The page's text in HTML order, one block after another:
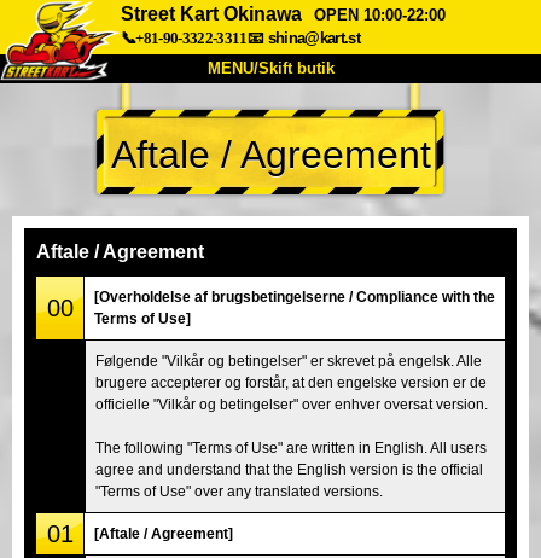
Street Kart Okinawa
OPEN 10:00-22:00
📞+81-90-3322-3311📧 shina@kart.st
MENU/Skift butik
TOP
Om Specifikationer Pris
Virksomhed
Tokyo Shinagawa
Tokyo Akihabara#2 Tokyo Shibuya
Tokyo Shibuya Annex Tokyo Bay
Tokyo Asakusa Osaka
Okinawa
Aftale / Agreement
Aftale / Agreement
00
[Overholdelse af brugsbetingelserne / Compliance with the
Terms of Use]
Følgende "Vilkår og betingelser" er skrevet på engelsk. Alle
brugere accepterer og forstår, at den engelske version er de
officielle "Vilkår og betingelser" over enhver oversat version.
The following "Terms of Use" are written in English. All users
agree and understand that the English version is the official
"Terms of Use" over any translated versions.
01 [Aftale / Agreement]